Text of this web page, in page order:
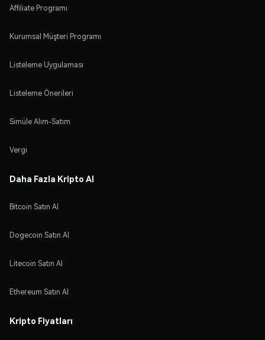
Affiliate Programı
Kurumsal Müşteri Programı
Listeleme Uygulaması
Listeleme Önerileri
Simüle Alım-Satım
Vergi
Daha Fazla Kripto Al
Bitcoin Satın Al
Dogecoin Satın Al
Litecoin Satın Al
Ethereum Satın Al
Kripto Fiyatları